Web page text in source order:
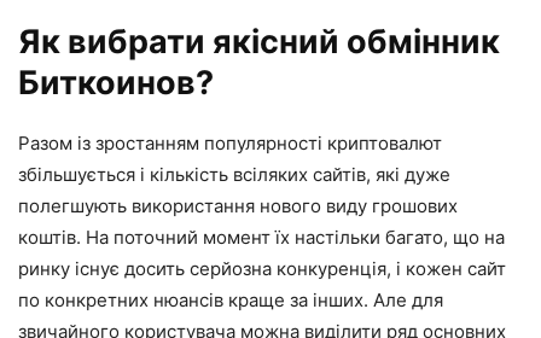
Як вибрати якісний обмінник
Биткоинов?
Разом із зростанням популярності криптовалют
збільшується і кількість всіляких сайтів, які дуже
полегшують використання нового виду грошових
коштів. На поточний момент їх настільки багато, що на
ринку існує досить серйозна конкуренція, і кожен сайт
по конкретних нюансів краще за інших. Але для
звичайного користувача можна виділити ряд основних